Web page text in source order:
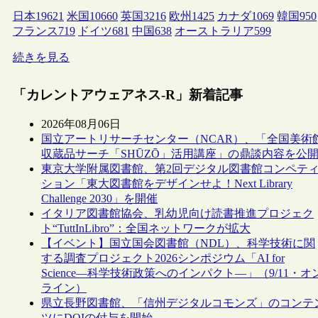
日本19621 米国 10660 英国3216 欧州 1425 カナダ1069 韓国950
フランス719 ドイツ681 中国638 オーストラリア599
続きを見る
「カレントアウェアネス-R」新着記事
2026年08月06日
国立アートリサーチセンター（NCAR）、「全国美術
収蔵品サーチ「SHŪZŌ」活用講座」の鼎談内容を公開
東京大学附属図書館、第2回デジタル図書館コンペティ
ション「東大図書館をデザインせよ！Next Library
Challenge 2030」を開催
イタリア図書館協会、乳幼児向け読書推進プロジェク
ト“TuttInLibro”：全国ネットワークが拡大
【イベント】国立国会図書館（NDL）、科学技術に関
する調査プロジェクト2026シンポジウム「AI for
Science―科学技術政策へのインパクト―」（9/11・オ
ライン）
県立長野図書館、「信州デジタルコモンズ」のコンテ